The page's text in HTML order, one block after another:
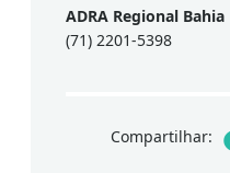
ADRA Regional Bahia
(71) 2201-5398
Compartilhar: